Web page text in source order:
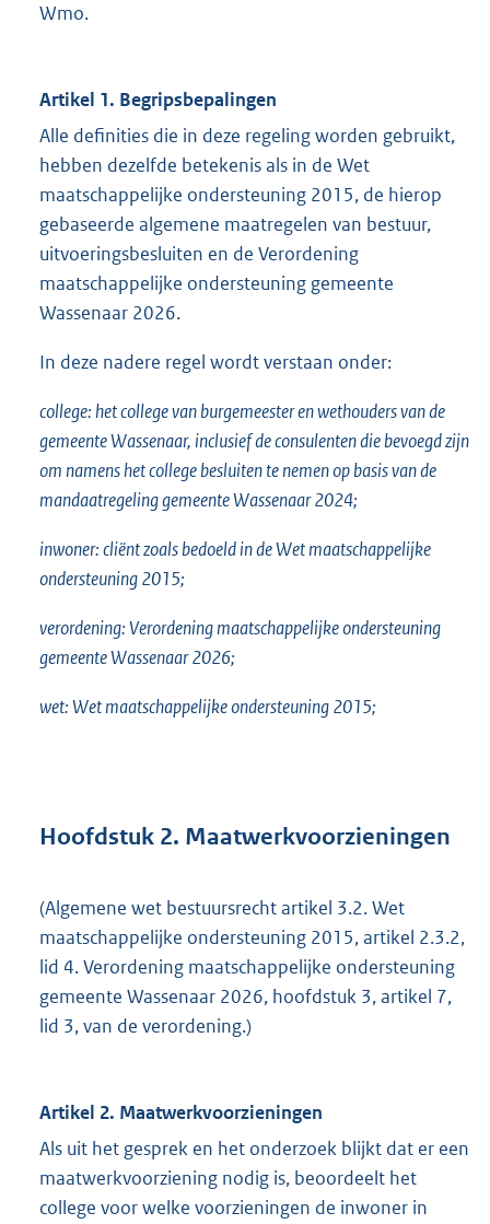
Wmo.
Artikel 1. Begripsbepalingen
Alle definities die in deze regeling worden gebruikt,
hebben dezelfde betekenis als in de Wet
maatschappelijke ondersteuning 2015, de hierop
gebaseerde algemene maatregelen van bestuur,
uitvoeringsbesluiten en de Verordening
maatschappelijke ondersteuning gemeente
Wassenaar 2026.
In deze nadere regel wordt verstaan onder:
college: het college van burgemeester en wethouders van de
gemeente Wassenaar, inclusief de consulenten die bevoegd zijn
om namens het college besluiten te nemen op basis van de
mandaatregeling gemeente Wassenaar 2024;
inwoner: cliënt zoals bedoeld in de Wet maatschappelijke
ondersteuning 2015;
verordening: Verordening maatschappelijke ondersteuning
gemeente Wassenaar 2026;
wet: Wet maatschappelijke ondersteuning 2015;
Hoofdstuk 2. Maatwerkvoorzieningen
(Algemene wet bestuursrecht artikel 3.2. Wet
maatschappelijke ondersteuning 2015, artikel 2.3.2,
lid 4. Verordening maatschappelijke ondersteuning
gemeente Wassenaar 2026, hoofdstuk 3, artikel 7,
lid 3, van de verordening.)
Artikel 2. Maatwerkvoorzieningen
Als uit het gesprek en het onderzoek blijkt dat er een
maatwerkvoorziening nodig is, beoordeelt het
college voor welke voorzieningen de inwoner in